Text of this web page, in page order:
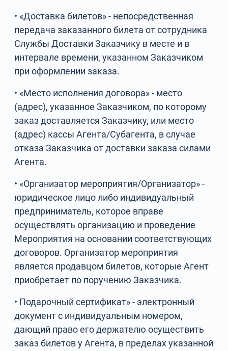
• «Доставка билетов» - непосредственная
передача заказанного билета от сотрудника
Службы Доставки Заказчику в месте и в
интервале времени, указанном Заказчиком
при оформлении заказа.
• «Место исполнения договора» - место
(адрес), указанное Заказчиком, по которому
заказ доставляется Заказчику, или место
(адрес) кассы Агента/Субагента, в случае
отказа Заказчика от доставки заказа силами
Агента.
• «Организатор мероприятия/Организатор» -
юридическое лицо либо индивидуальный
предприниматель, которое вправе
осуществлять организацию и проведение
Мероприятия на основании соответствующих
договоров. Организатор мероприятия
является продавцом билетов, которые Агент
приобретает по поручению Заказчика.
• Подарочный сертификат» - электронный
документ с индивидуальным номером,
дающий право его держателю осуществить
заказ билетов у Агента, в пределах указанной